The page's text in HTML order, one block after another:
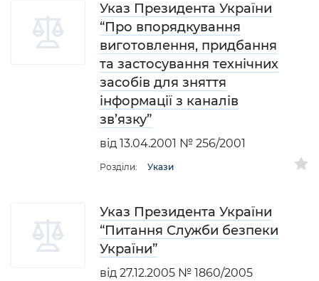
Указ Президента України
“Про впорядкування
виготовлення, придбання
та застосування технічних
засобів для зняття
інформації з каналів
зв’язку”
від 13.04.2001 № 256/2001
Розділи: Укази
Указ Президента України
“Питання Служби безпеки
України”
від 27.12.2005 № 1860/2005